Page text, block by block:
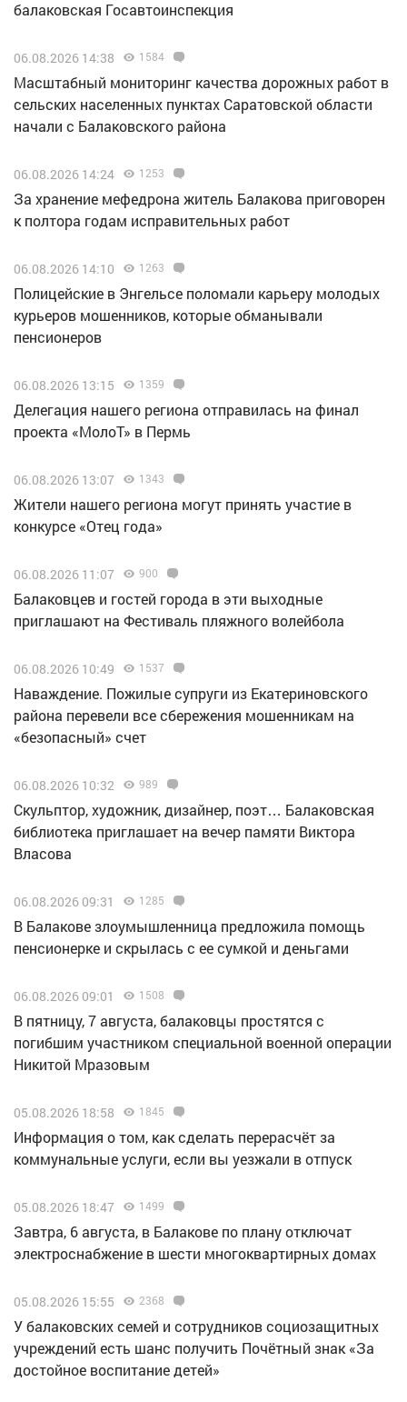
балаковская Госавтоинспекция
06.08.2026 14:38 1584
Масштабный мониторинг качества дорожных работ в
сельских населенных пунктах Саратовской области
начали с Балаковского района
06.08.2026 14:24 1253
За хранение мефедрона житель Балакова приговорен
к полтора годам исправительных работ
06.08.2026 14:10 1263
Полицейские в Энгельсе поломали карьеру молодых
курьеров мошенников, которые обманывали
пенсионеров
06.08.2026 13:15 1359
Делегация нашего региона отправилась на финал
проекта «МолоТ» в Пермь
06.08.2026 13:07 1343
Жители нашего региона могут принять участие в
конкурсе «Отец года»
06.08.2026 11:07 900
Балаковцев и гостей города в эти выходные
приглашают на Фестиваль пляжного волейбола
06.08.2026 10:49 1537
Наваждение. Пожилые супруги из Екатериновского
района перевели все сбережения мошенникам на
«безопасный» счет
06.08.2026 10:32 989
Скульптор, художник, дизайнер, поэт… Балаковская
библиотека приглашает на вечер памяти Виктора
Власова
06.08.2026 09:31 1285
В Балакове злоумышленница предложила помощь
пенсионерке и скрылась с ее сумкой и деньгами
06.08.2026 09:01 1508
В пятницу, 7 августа, балаковцы простятся с
погибшим участником специальной военной операции
Никитой Мразовым
05.08.2026 18:58 1845
Информация о том, как сделать перерасчёт за
коммунальные услуги, если вы уезжали в отпуск
05.08.2026 18:47 1499
Завтра, 6 августа, в Балакове по плану отключат
электроснабжение в шести многоквартирных домах
05.08.2026 15:55 2368
У балаковских семей и сотрудников социозащитных
учреждений есть шанс получить Почётный знак «За
достойное воспитание детей»